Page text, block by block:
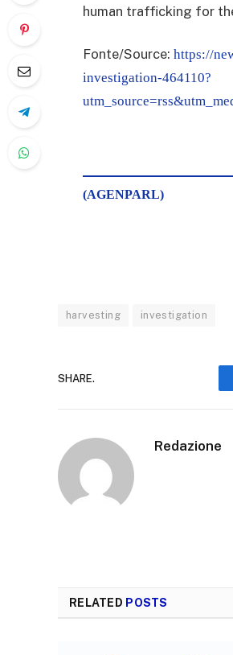
human trafficking for
Fonte/Source: https://
investigation-464110?
(AGENPARL)
harvesting investigation
SHARE.
Redazione
RELATED POSTS